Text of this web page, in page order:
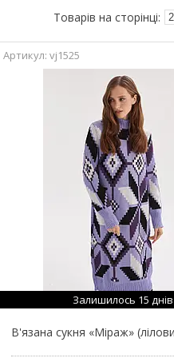
vj1525
Залишилось 15 днів
В'язана сукня «Міраж»